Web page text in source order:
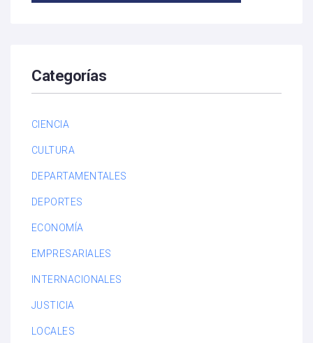
Categorías
CIENCIA
CULTURA
DEPARTAMENTALES
DEPORTES
ECONOMÍA
EMPRESARIALES
INTERNACIONALES
JUSTICIA
LOCALES